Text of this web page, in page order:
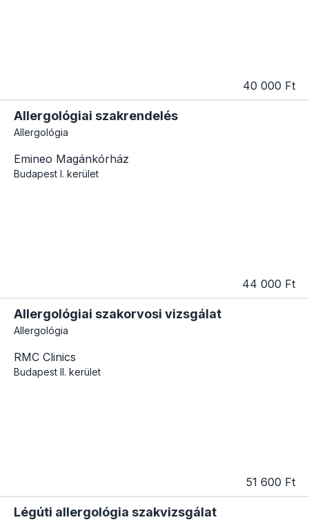
40 000 Ft
Allergológiai szakrendelés
Allergológia
Emineo Magánkórház
Budapest I. kerület
44 000 Ft
Allergológiai szakorvosi vizsgálat
Allergológia
RMC Clinics
Budapest II. kerület
51 600 Ft
Légúti allergológia szakvizsgálat